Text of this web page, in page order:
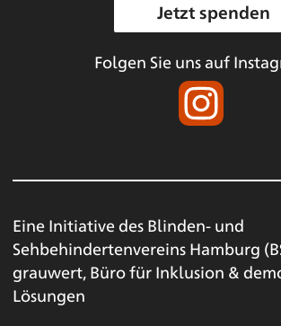
Jetzt spenden
Folgen Sie uns auf
Eine Initiative des Blinden- und
Sehbehindertenvereins Hamburg
grauwert, Büro für Inklusion &
Lösungen